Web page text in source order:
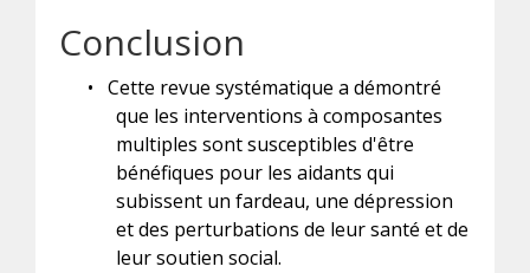
Conclusion
• Cette revue systématique a démontré
que les interventions à composantes
multiples sont susceptibles d'être
bénéfiques pour les aidants qui
subissent un fardeau, une dépression
et des perturbations de leur santé et de
leur soutien social.